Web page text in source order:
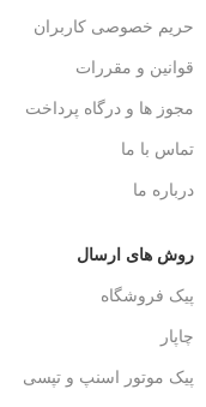
حریم خصوصی کاربران
قوانین و مقررات
مجوز ها و درگاه پرداخت
تماس با ما
درباره ما
روش های ارسال
پیک فروشگاه
چاپار
پیک موتور اسنپ و تپسی